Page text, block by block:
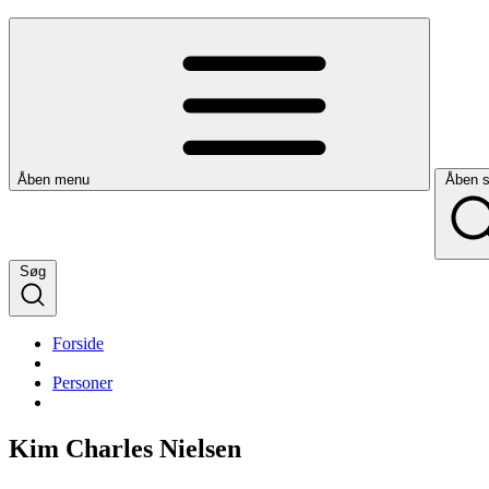
Åben menu Åben
Søg
Forside
Personer
Kim Charles Nielsen